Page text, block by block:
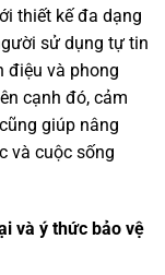
thiết kế đa dạng
sử dụng tự tin
điệu và phong
cạnh đó, cảm
giúp nâng
và cuộc sống
và ý thức bảo vệ